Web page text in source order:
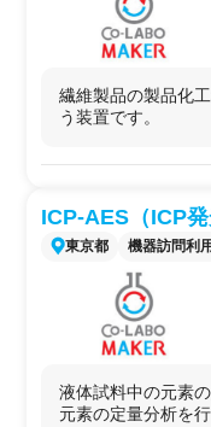
例えば有機物を
クを確認できま
化、ガラスの軟
◯複雑な混合物
がわかっていれ
ムなど工業製品
す。
※組織により上記
繊維製品の製品化
う装置です。
ICP-AES（ICP発
東京都 機器訪問利用
液体試料中の元素
元素の定量分析を